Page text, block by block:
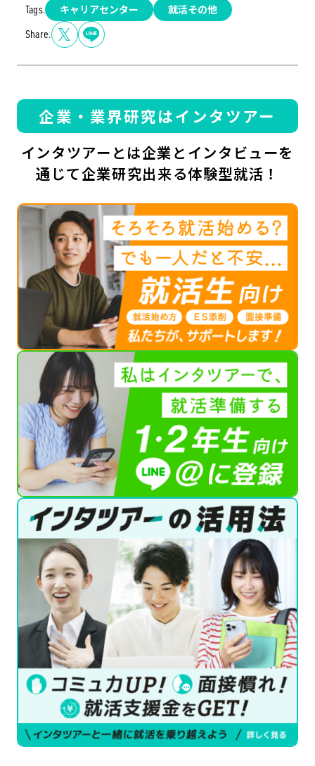
Tags. キャリアセンター 就活その他
Share.
企業・業界研究はインタツアー
インタツアーとは企業とインタビューを
通じて企業研究出来る体験型就活！